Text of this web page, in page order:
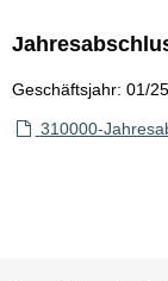
Geschäftsjahr: 01/
310000-